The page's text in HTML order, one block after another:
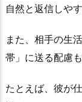
自然と返信しや
また、相手の生
帯」に送る配慮も
たとえば、彼が